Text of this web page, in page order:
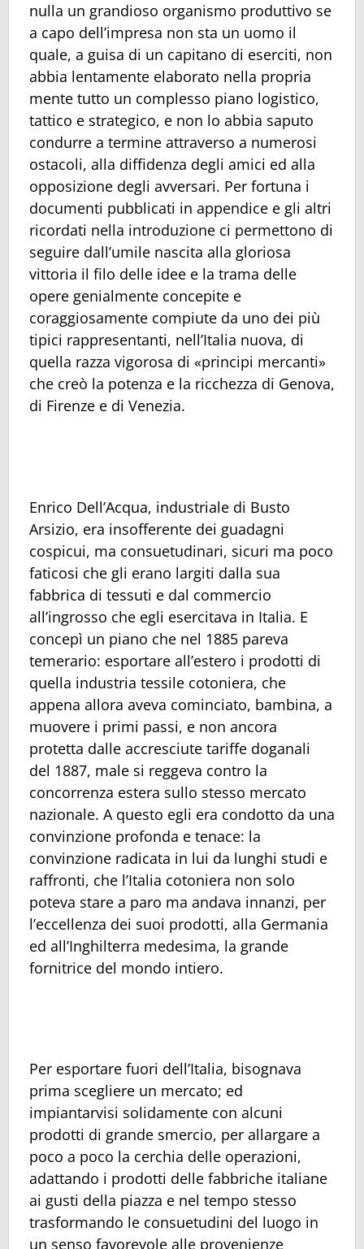
nulla un grandioso organismo produttivo se
a capo dell’impresa non sta un uomo il
quale, a guisa di un capitano di eserciti, non
abbia lentamente elaborato nella propria
mente tutto un complesso piano logistico,
tattico e strategico, e non lo abbia saputo
condurre a termine attraverso a numerosi
ostacoli, alla diffidenza degli amici ed alla
opposizione degli avversari. Per fortuna i
documenti pubblicati in appendice e gli altri
ricordati nella introduzione ci permettono di
seguire dall’umile nascita alla gloriosa
vittoria il filo delle idee e la trama delle
opere genialmente concepite e
coraggiosamente compiute da uno dei più
tipici rappresentanti, nell’Italia nuova, di
quella razza vigorosa di «principi mercanti»
che creò la potenza e la ricchezza di Genova,
di Firenze e di Venezia.
Enrico Dell’Acqua, industriale di Busto
Arsizio, era insofferente dei guadagni
cospicui, ma consuetudinari, sicuri ma poco
faticosi che gli erano largiti dalla sua
fabbrica di tessuti e dal commercio
all’ingrosso che egli esercitava in Italia. E
concepì un piano che nel 1885 pareva
temerario: esportare all’estero i prodotti di
quella industria tessile cotoniera, che
appena allora aveva cominciato, bambina, a
muovere i primi passi, e non ancora
protetta dalle accresciute tariffe doganali
del 1887, male si reggeva contro la
concorrenza estera sullo stesso mercato
nazionale. A questo egli era condotto da una
convinzione profonda e tenace: la
convinzione radicata in lui da lunghi studi e
raffronti, che l’Italia cotoniera non solo
poteva stare a paro ma andava innanzi, per
l’eccellenza dei suoi prodotti, alla Germania
ed all’Inghilterra medesima, la grande
fornitrice del mondo intiero.
Per esportare fuori dell’Italia, bisognava
prima scegliere un mercato; ed
impiantarvisi solidamente con alcuni
prodotti di grande smercio, per allargare a
poco a poco la cerchia delle operazioni,
adattando i prodotti delle fabbriche italiane
ai gusti della piazza e nel tempo stesso
trasformando le consuetudini del luogo in
un senso favorevole alle provenienze